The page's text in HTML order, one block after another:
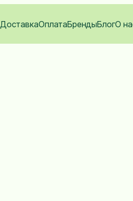
ДоставкаОплатаБрендыБлогО